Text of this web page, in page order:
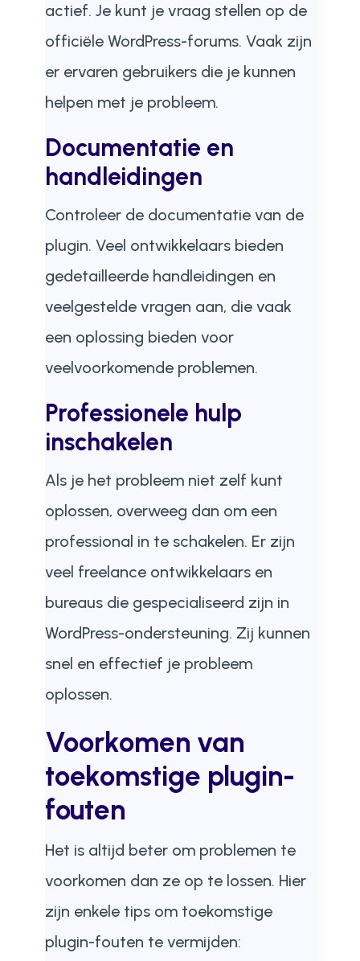
actief. Je kunt je vraag stellen op de
officiële WordPress-forums. Vaak zijn
er ervaren gebruikers die je kunnen
helpen met je probleem.
Documentatie en
handleidingen
Controleer de documentatie van de
plugin. Veel ontwikkelaars bieden
gedetailleerde handleidingen en
veelgestelde vragen aan, die vaak
een oplossing bieden voor
veelvoorkomende problemen.
Professionele hulp
inschakelen
Als je het probleem niet zelf kunt
oplossen, overweeg dan om een
professional in te schakelen. Er zijn
veel freelance ontwikkelaars en
bureaus die gespecialiseerd zijn in
WordPress-ondersteuning. Zij kunnen
snel en effectief je probleem
oplossen.
Voorkomen van
toekomstige plugin-
fouten
Het is altijd beter om problemen te
voorkomen dan ze op te lossen. Hier
zijn enkele tips om toekomstige
plugin-fouten te vermijden: